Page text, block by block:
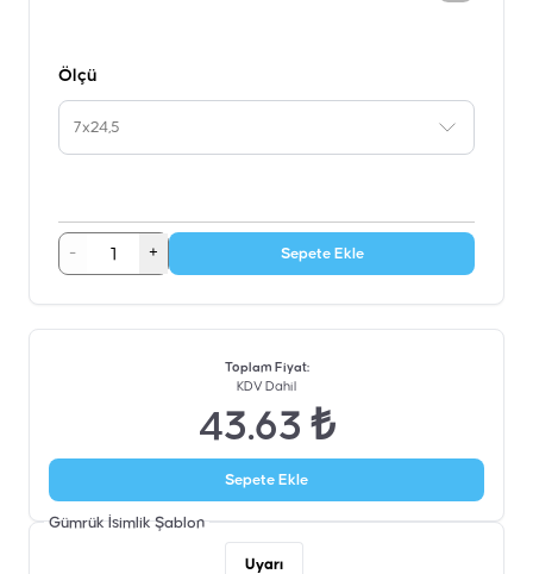
Ölçü
7x24,5
- + Sepete Ekle
Toplam Fiyat:
KDV Dahil
43.63 ₺
Sepete Ekle
Gümrük İsimlik Şablon
Uyarı